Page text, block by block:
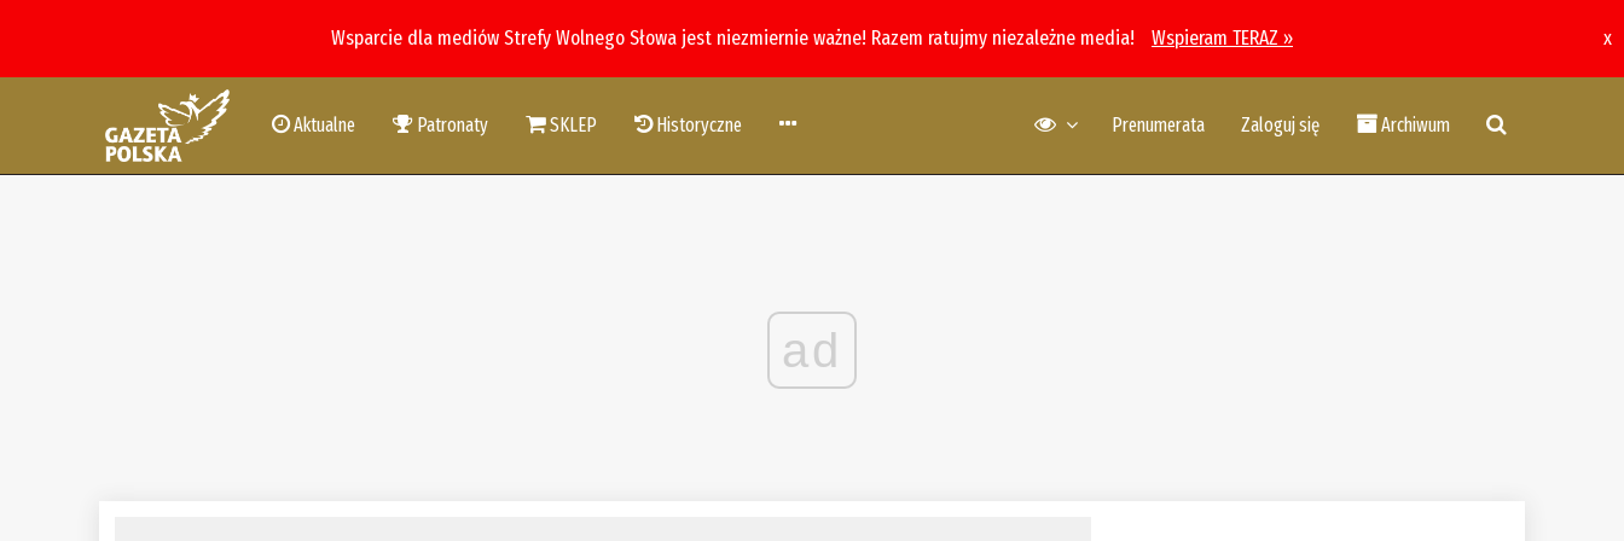
Wsparcie dla mediów Strefy Wolnego Słowa jest niezmiernie ważne! Razem ratujmy niezależne media! Wspieram TERAZ » x
Aktualne Patronaty SKLEP Historyczne Prenumerata Zaloguj się Archiwum
ad